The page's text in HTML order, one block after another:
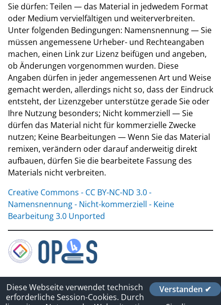
Sie dürfen: Teilen — das Material in jedwedem Format
oder Medium vervielfältigen und weiterverbreiten.
Unter folgenden Bedingungen: Namensnennung — Sie
müssen angemessene Urheber- und Rechteangaben
machen, einen Link zur Lizenz beifügen und angeben,
ob Änderungen vorgenommen wurden. Diese
Angaben dürfen in jeder angemessenen Art und Weise
gemacht werden, allerdings nicht so, dass der Eindruck
entsteht, der Lizenzgeber unterstütze gerade Sie oder
Ihre Nutzung besonders; Nicht kommerziell — Sie
dürfen das Material nicht für kommerzielle Zwecke
nutzen; Keine Bearbeitungen — Wenn Sie das Material
remixen, verändern oder darauf anderweitig direkt
aufbauen, dürfen Sie die bearbeitete Fassung des
Materials nicht verbreiten.
Creative Commons - CC BY-NC-ND 3.0 -
Namensnennung - Nicht-kommerziell - Keine
Bearbeitung 3.0 Unported
Contact
Imprint
Verstanden ✔
Diese Webseite verwendet technisch
erforderliche Session-Cookies. Durch